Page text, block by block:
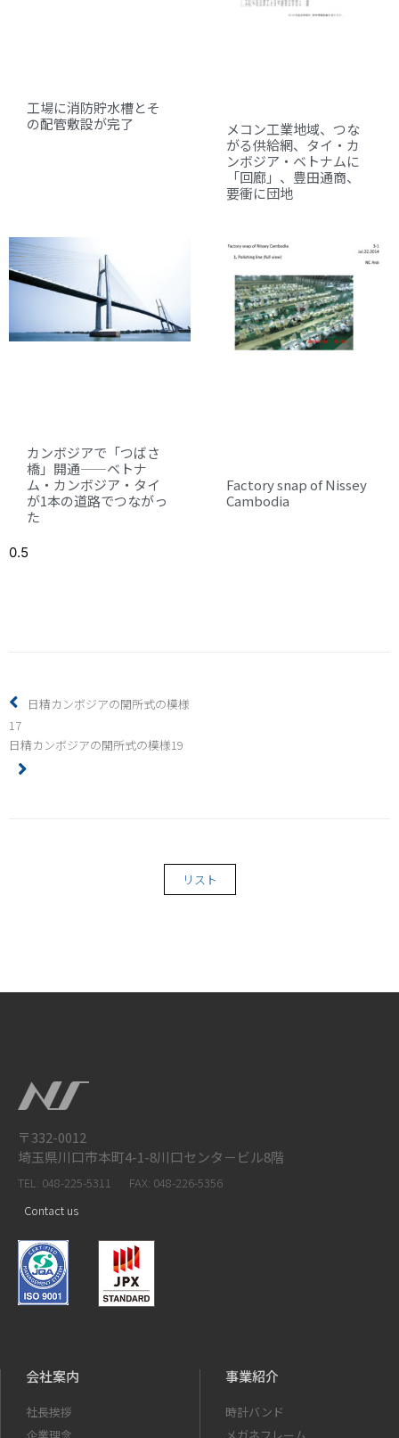
工場に消防貯水槽とそ
の配管敷設が完了
メコン工業地域、つな
がる供給網、タイ・カ
ンボジア・ベトナムに
「回廊」、豊田通商、
要衝に団地
カンボジアで「つばさ
橋」開通——ベトナ
ム・カンボジア・タイ
が1本の道路でつながっ
た
Factory snap of Nissey
Cambodia
日精カンボジアの開所式の模様
17
日精カンボジアの開所式の模様19
リスト
〒332-0012
埼玉県川口市本町4-1-8川口センタ－ビル8階
TEL: 048-225-5311
FAX: 048-226-5356
Contact us
会社案内
社長挨拶
企業理念
事業紹介
時計バンド
メガネフレーム